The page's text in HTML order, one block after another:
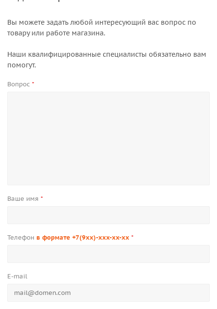
Вы можете задать любой интересующий вас вопрос по
товару или работе магазина.
Наши квалифицированные специалисты обязательно вам
помогут.
Вопрос *
Ваше имя *
Телефон в формате +7(9xx)-xxx-xx-xx *
E-mail